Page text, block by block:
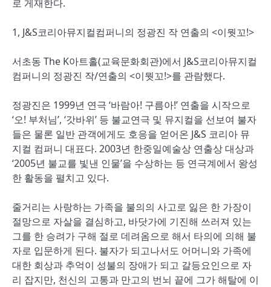
로 게재한다.
1, J&S코리아뮤지컬컴퍼니의 정광진 작 연출의 <이뭣꼬!>
서초동 The K아트홀(교육문화회관)에서 J&S코리아뮤지컬
컴퍼니의 정광진 작/연출의 <이뭣꼬!>를 관람했다.
정광진은 1999년 연극 ‘바람아! 구름아!’ 연출을 시작으로
‘오! 부처님’, ‘갓바위’ 등 불교연극 및 뮤지컬을 선보여 불자
들은 물론 일반 관객에게도 호응을 얻어온 J&S 코리아 뮤
지컬 컴퍼니 대표다. 2003년 한중일예술상 연출상 대상과
‘2005년 불교를 빛낸 인물’을 수상하는 등 연극계에서 왕성
한 활동을 펼치고 있다.
줄거리는 사랑하는 가족을 불의의 사고로 잃은 한 가장이
절망으로 자살을 결심하고, 바닷가에 기진해 쓰러져 있는
그를 한 승려가 구해 절로 데려옴으로 해서 타의에 의해 불
자로 입문하게 된다. 불자가 되고나서도 어머니와 가족에
대한 회상과 추억이 성불의 장애가 되고 갈등요인으로 자
리 잡지만, 천신의 고통과 만고의 번뇌 끝에 그가 해탈에 이